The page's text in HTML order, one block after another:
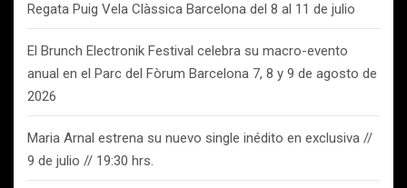
Regata Puig Vela Clàssica Barcelona del 8 al 11 de julio
El Brunch Electronik Festival celebra su macro-evento
anual en el Parc del Fòrum Barcelona 7, 8 y 9 de agosto de
2026
Maria Arnal estrena su nuevo single inédito en exclusiva //
9 de julio // 19:30 hrs.